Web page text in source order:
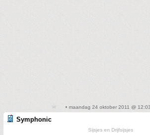
• maandag 24 oktober 2011 @
Symphonic
Sijsjes en Drijfsijsjes